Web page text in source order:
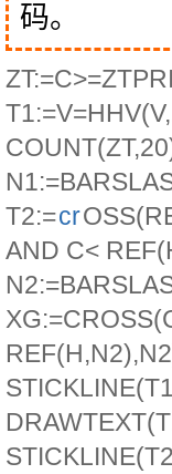
码。
T2:=cr
AND C<